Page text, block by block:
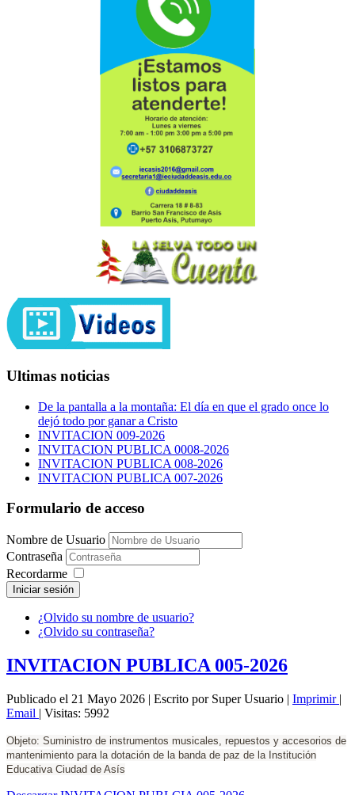
Ultimas noticias
De la pantalla a la montaña: El día en que el grado once lo
dejó todo por ganar a Cristo
INVITACION 009-2026
INVITACION PUBLICA 0008-2026
INVITACION PUBLICA 008-2026
INVITACION PUBLICA 007-2026
Formulario de acceso
Nombre de Usuario
Contraseña
Recordarme
Iniciar sesión
¿Olvido su nombre de usuario?
¿Olvido su contraseña?
INVITACION PUBLICA 005-2026
Publicado el 21 Mayo 2026 | Escrito por Super Usuario | Imprimir |
Email | Visitas: 5992
Objeto: Suministro de instrumentos musicales, repuestos y accesorios de
mantenimiento para la dotación de la banda de paz de la Institución
Educativa Ciudad de Asís